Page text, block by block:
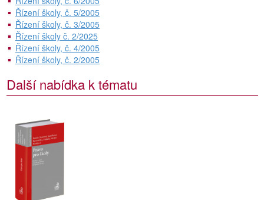
Řízení školy, č. 5/2005
Řízení školy, č. 3/2005
Řízení školy č. 2/2025
Řízení školy, č. 4/2005
Řízení školy, č. 2/2005
Další nabídka k tématu